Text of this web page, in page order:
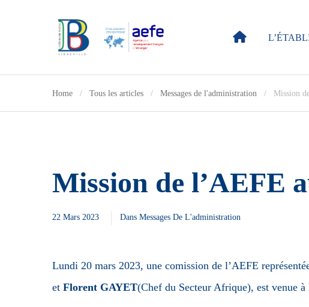
Home Tous les articles Messages de l'administration Mission
Mission de l’AEFE
22 Mars 2023 Dans Messages De L'administration
Lundi 20 mars 2023, une comission de l’AEFE
et Florent GAYET(Chef du Secteur Afrique), est venue